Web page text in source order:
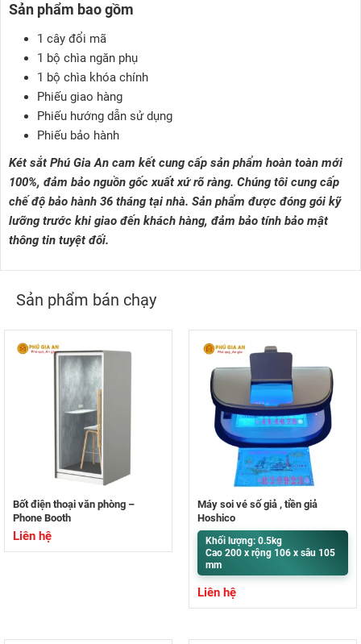
Sản phẩm bao gồm
1 cây đổi mã
1 bộ chìa ngăn phụ
1 bộ chìa khóa chính
Phiếu giao hàng
Phiếu hướng dẫn sử dụng
Phiếu bảo hành
Két sắt Phú Gia An cam kết cung cấp sản phẩm hoàn toàn mới
100%, đảm bảo nguồn gốc xuất xứ rõ ràng. Chúng tôi cung cấp
chế độ bảo hành 36 tháng tại nhà. Sản phẩm được đóng gói kỹ
lưỡng trước khi giao đến khách hàng, đảm bảo tính bảo mật
thông tin tuyệt đối.
Sản phẩm bán chạy
Bốt điện thoại văn phòng –
Phone Booth
Liên hệ
Máy soi vé số giả , tiền giả
Hoshico
Khối lượng: 0.5kg
Cao 200 x rộng 106 x sâu 105
mm
Liên hệ